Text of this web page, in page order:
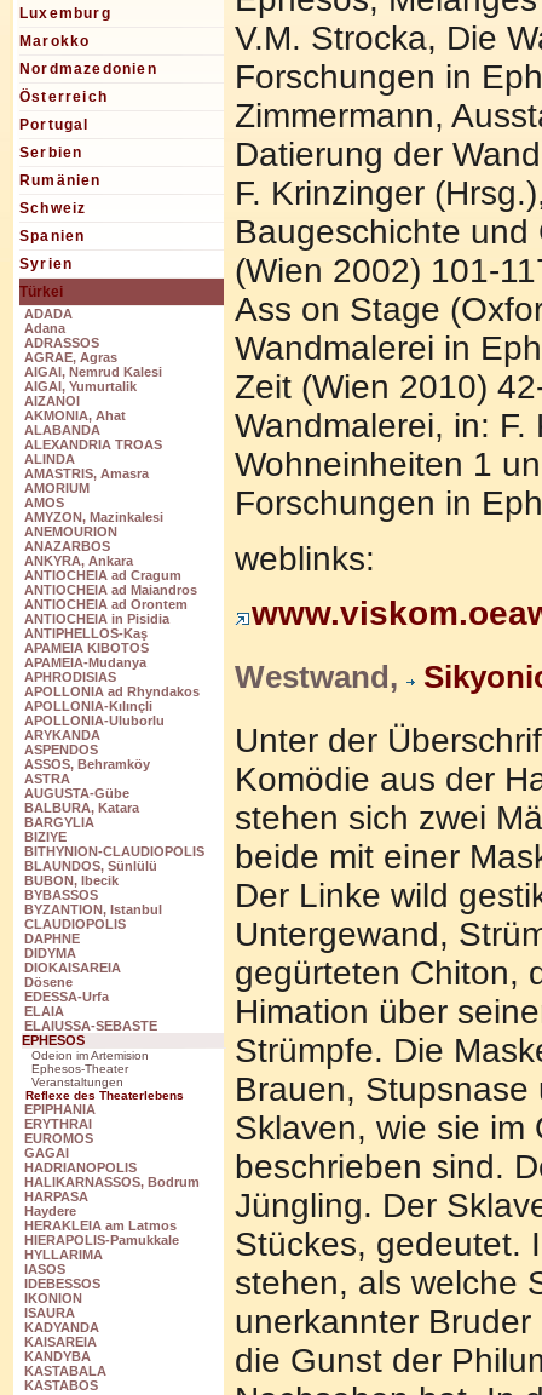
Luxemburg
Marokko
Nordmazedonien
Österreich
Portugal
Serbien
Rumänien
Schweiz
Spanien
Syrien
Türkei
ADADA
Adana
ADRASSOS
AGRAE, Agras
AIGAI, Nemrud Kalesi
AIGAI, Yumurtalik
AIZANOI
AKMONIA, Ahat
ALABANDA
ALEXANDRIA TROAS
ALINDA
AMASTRIS, Amasra
AMORIUM
AMOS
AMYZON, Mazinkalesi
ANEMOURION
ANAZARBOS
ANKYRA, Ankara
ANTIOCHEIA ad Cragum
ANTIOCHEIA ad Maiandros
ANTIOCHEIA ad Orontem
ANTIOCHEIA in Pisidia
ANTIPHELLOS-Kaş
APAMEIA KIBOTOS
APAMEIA-Mudanya
APHRODISIAS
APOLLONIA ad Rhyndakos
APOLLONIA-Kılınçli
APOLLONIA-Uluborlu
ARYKANDA
ASPENDOS
ASSOS, Behramköy
ASTRA
AUGUSTA-Gübe
BALBURA, Katara
BARGYLIA
BIZIYE
BITHYNION-CLAUDIOPOLIS
BLAUNDOS, Sünlülü
BUBON, Ibecik
BYBASSOS
BYZANTION, Istanbul
CLAUDIOPOLIS
DAPHNE
DIDYMA
DIOKAISAREIA
Dösene
EDESSA-Urfa
ELAIA
ELAIUSSA-SEBASTE
EPHESOS
Odeion im Artemision
Ephesos-Theater
Veranstaltungen
Reflexe des Theaterlebens
EPIPHANIA
ERYTHRAI
EUROMOS
GAGAI
HADRIANOPOLIS
HALIKARNASSOS, Bodrum
HARPASA
Haydere
HERAKLEIA am Latmos
HIERAPOLIS-Pamukkale
HYLLARIMA
IASOS
IDEBESSOS
IKONION
ISAURA
KADYANDA
KAISAREIA
KANDYBA
KASTABALA
KASTABOS
V.M. Strocka, Die
Forschungen in
Zimmermann,
Datierung der
F. Krinzinger
Baugeschichte
(Wien 2002) 101-
Ass on Stage
Wandmalerei in
Zeit (Wien 2010)
Wandmalerei, in:
Wohneinheiten 1
Forschungen in
weblinks:
Westwand,
Unter der
Komödie aus der
stehen sich zwei
beide mit einer
Der Linke wild
Untergewand,
gegürteten Chiton,
Himation über
Strümpfe. Die
Brauen,
Sklaven, wie sie im
beschrieben sind.
Jüngling. Der
Stückes, gedeutet.
stehen, als welche
unerkannter
die Gunst der